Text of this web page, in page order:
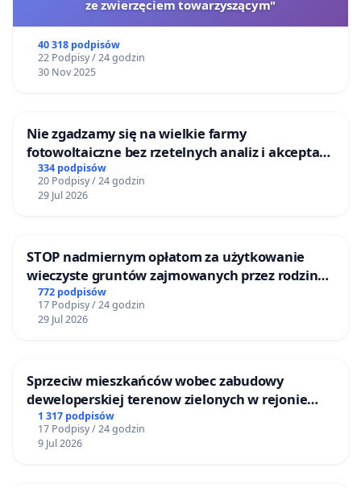
ze zwierzęciem towarzyszącym"
40 318 podpisów
22 Podpisy / 24 godzin
30 Nov 2025
Nie zgadzamy się na wielkie farmy
fotowoltaiczne bez rzetelnych analiz i akceptacji
mieszkańców
334 podpisów
20 Podpisy / 24 godzin
29 Jul 2026
STOP nadmiernym opłatom za użytkowanie
wieczyste gruntów zajmowanych przez rodzinne
ogrody działkowe.
772 podpisów
17 Podpisy / 24 godzin
29 Jul 2026
Sprzeciw mieszkańców wobec zabudowy
deweloperskiej terenow zielonych w rejonie
Bulwarów Straceńskich w Bielsku-Białej
1 317 podpisów
17 Podpisy / 24 godzin
9 Jul 2026